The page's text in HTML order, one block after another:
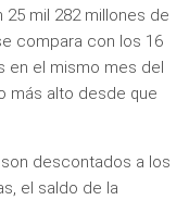
mil 282 millones de
compara con los 16
en el mismo mes del
más alto desde que
descontados a los
el saldo de la